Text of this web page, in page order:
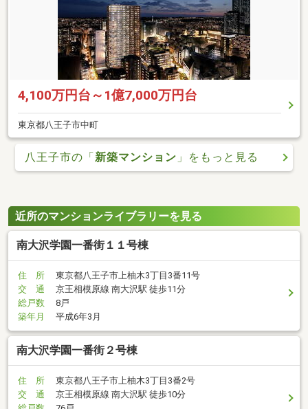
4,100万円台～1億7,000万円台
東京都八王子市中町
八王子市の「新築マンション 」をもっと見る
近所のマンションライブラリーを見る
南大沢学園一番街１１号棟
住 所
東京都八王子市上柚木3丁目3番11号
交 通
京王相模原線 南大沢駅 徒歩11分
総戸数
8戸
築年月
平成6年3月
南大沢学園一番街２号棟
住 所
東京都八王子市上柚木3丁目3番2号
交 通
京王相模原線 南大沢駅 徒歩10分